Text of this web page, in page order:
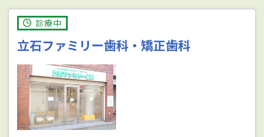
診療中
立石ファミリー歯科・矯正歯科